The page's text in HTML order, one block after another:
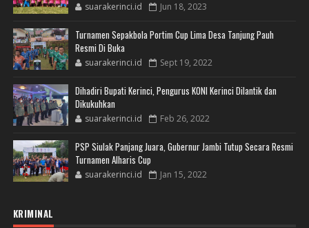
suarakerinci.id Jun 18, 2023
Turnamen Sepakbola Portim Cup Lima Desa Tanjung Pauh
Resmi Di Buka
suarakerinci.id Sept 19, 2022
Dihadiri Bupati Kerinci, Pengurus KONI Kerinci Dilantik dan
Dikukuhkan
suarakerinci.id Feb 26, 2022
PSP Siulak Panjang Juara, Gubernur Jambi Tutup Secara Resmi
Turnamen Alharis Cup
suarakerinci.id Jan 15, 2022
KRIMINAL